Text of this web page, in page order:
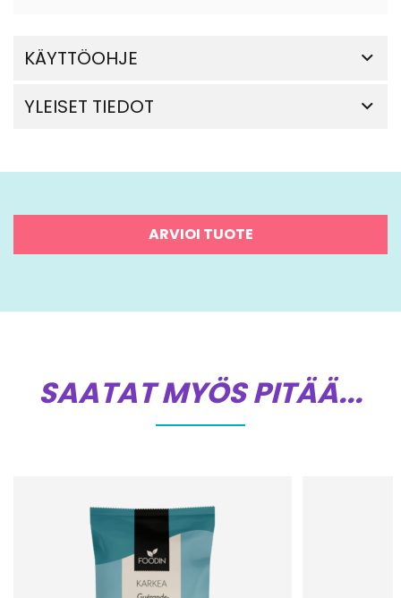
KÄYTTÖOHJE
YLEISET TIEDOT
ARVIOI TUOTE
SAATAT MYÖS PITÄÄ...